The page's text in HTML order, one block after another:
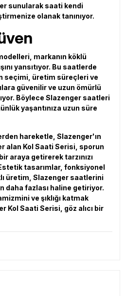
sunularak saati kendi
olanak tanınıyor.
markanın köklü
yansıtıyor. Bu saatlerde
seçimi, üretim süreçleri ve
güvenilir ve uzun ömürlü
Böylece Slazenger saatleri
yaşantınıza uzun süre
hareketle, Slazenger'ın
alan Kol Saati Serisi, sporun
araya getirerek tarzınızı
tasarımlar, fonksiyonel
üretim, Slazenger saatlerini
daha fazlası haline getiriyor.
ve şıklığı katmak
Kol Saati Serisi, göz alıcı bir